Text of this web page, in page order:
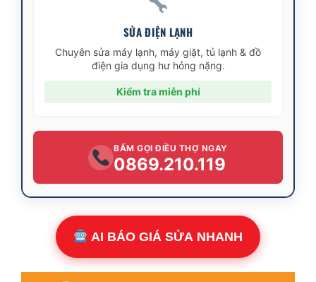
SỬA ĐIỆN LẠNH
Chuyên sửa máy lạnh, máy giặt, tủ lạnh & đồ
điện gia dụng hư hỏng nặng.
Kiểm tra miễn phí
BẤM GỌI ĐIỀU THỢ NGAY
0869.210.119
AI BÁO GIÁ SỬA NHANH